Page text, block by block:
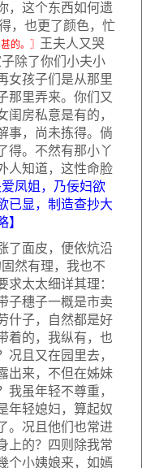
，这个东西如何遗
，也更了颜色，忙
的。〗
王夫人又哭
除了你们小夫小
女孩子们是从那里
那里弄来。你们又
房私意是有的，
事，尚未拣得。倘
得。不然有那小丫
人知道，这性命脸
爱凤姐，乃佞妇欲
已显，制造查抄大
】
面皮，便依炕沿
然有理，我也不
太太细详其理：
子穗子一概是市卖
什子，自然都是好
着的，我纵有，也
况且又在园里去，
出来，不但在姊妹
虽年轻不尊重，
年轻媳妇，算起奴
。况且他们也常进
上的？四则除我常
个小姨娘来，如嫣